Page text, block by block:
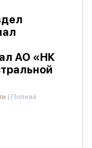
АО «НК
| Полная